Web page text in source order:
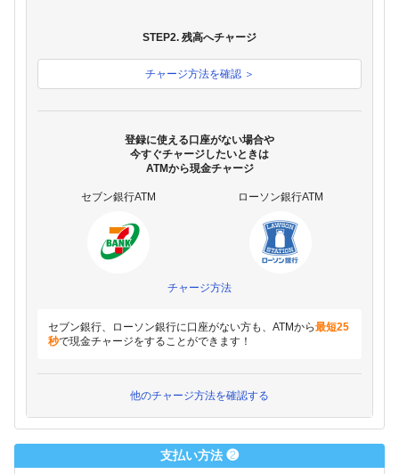
STEP2. 残高へチャージ
チャージ方法を確認 ＞
登録に使える口座がない場合や
今すぐチャージしたいときは
ATMから現金チャージ
セブン銀行ATM ローソン銀行ATM
チャージ方法
セブン銀行、ローソン銀行に口座がない方も、ATMから最短25
秒で現金チャージをすることができます！
他のチャージ方法を確認する
支払い方法 ❷